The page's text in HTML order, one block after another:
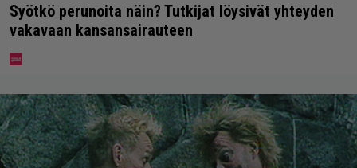
Syötkö perunoita näin? Tutkijat löysivät yhteyden
vakavaan kansansairauteen